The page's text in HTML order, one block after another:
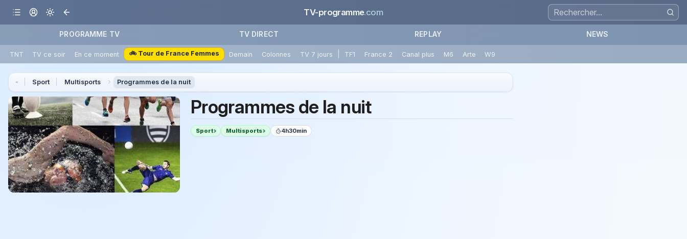
TV-programme.com
PROGRAMME TV TV DIRECT REPLAY NEWS
TNT TV ce soir En ce moment 🚲 Tour de France Femmes Demain Colonnes TV 7 jours TF1 France 2 Canal plus M6 Arte W9
Sport Multisports Programmes de la nuit
Programmes de la nuit
Sport Multisports 4h30min